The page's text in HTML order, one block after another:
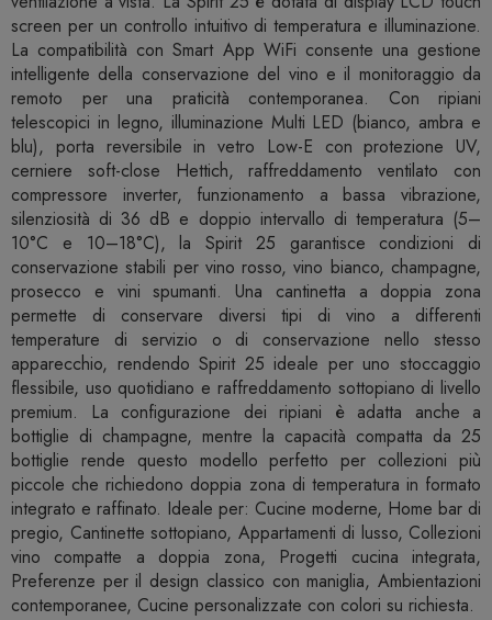
screen per un controllo intuitivo di temperatura e illuminazione.
La compatibilità con Smart App WiFi consente una gestione
intelligente della conservazione del vino e il monitoraggio da
remoto per una praticità contemporanea. Con ripiani
telescopici in legno, illuminazione Multi LED (bianco, ambra e
blu), porta reversibile in vetro Low-E con protezione UV,
cerniere soft-close Hettich, raffreddamento ventilato con
compressore inverter, funzionamento a bassa vibrazione,
silenziosità di 36 dB e doppio intervallo di temperatura (5–
10°C e 10–18°C), la Spirit 25 garantisce condizioni di
conservazione stabili per vino rosso, vino bianco, champagne,
prosecco e vini spumanti. Una cantinetta a doppia zona
permette di conservare diversi tipi di vino a differenti
temperature di servizio o di conservazione nello stesso
apparecchio, rendendo Spirit 25 ideale per uno stoccaggio
flessibile, uso quotidiano e raffreddamento sottopiano di livello
premium. La configurazione dei ripiani è adatta anche a
bottiglie di champagne, mentre la capacità compatta da 25
bottiglie rende questo modello perfetto per collezioni più
piccole che richiedono doppia zona di temperatura in formato
integrato e raffinato. Ideale per: Cucine moderne, Home bar di
pregio, Cantinette sottopiano, Appartamenti di lusso, Collezioni
vino compatte a doppia zona, Progetti cucina integrata,
Preferenze per il design classico con maniglia, Ambientazioni
contemporanee, Cucine personalizzate con colori su richiesta.